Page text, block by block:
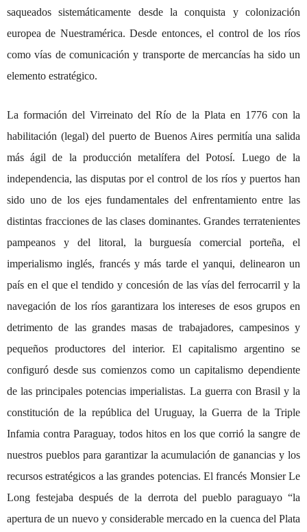
saqueados sistemáticamente desde la conquista y colonización
europea de Nuestramérica. Desde entonces, el control de los ríos
como vías de comunicación y transporte de mercancías ha sido un
elemento estratégico.
La formación del Virreinato del Río de la Plata en 1776 con la
habilitación (legal) del puerto de Buenos Aires permitía una salida
más ágil de la producción metalífera del Potosí. Luego de la
independencia, las disputas por el control de los ríos y puertos han
sido uno de los ejes fundamentales del enfrentamiento entre las
distintas fracciones de las clases dominantes. Grandes terratenientes
pampeanos y del litoral, la burguesía comercial porteña, el
imperialismo inglés, francés y más tarde el yanqui, delinearon un
país en el que el tendido y concesión de las vías del ferrocarril y la
navegación de los ríos garantizara los intereses de esos grupos en
detrimento de las grandes masas de trabajadores, campesinos y
pequeños productores del interior. El capitalismo argentino se
configuró desde sus comienzos como un capitalismo dependiente
de las principales potencias imperialistas. La guerra con Brasil y la
constitución de la república del Uruguay, la Guerra de la Triple
Infamia contra Paraguay, todos hitos en los que corrió la sangre de
nuestros pueblos para garantizar la acumulación de ganancias y los
recursos estratégicos a las grandes potencias. El francés Monsier Le
Long festejaba después de la derrota del pueblo paraguayo “la
apertura de un nuevo y considerable mercado en la cuenca del Plata